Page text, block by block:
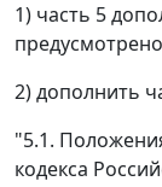
1) часть 5
2) дополнить
"5.1.
кодекса